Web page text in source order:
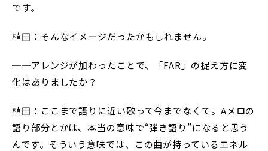
です。
植田：そんなイメージだったかもしれません。
──アレンジが加わったことで、「FAR」の捉え方に変
化はありましたか？
植田：ここまで語りに近い歌って今までなくて。Aメロの
語り部分とかは、本当の意味で“弾き語り”になると思う
んです。そういう意味では、この曲が持っているエネル